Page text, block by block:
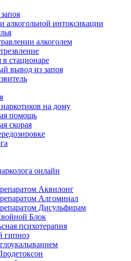
алкогольной интоксикации
алкоголем
стационаре
вывод из запоя
на дому
помощь
скорая
онлайн
Аквилонг
Алгоминал
Дисульфирам
Блок
психотерапия
гипноз